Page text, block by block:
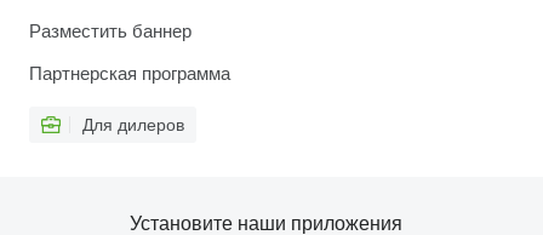
Разместить баннер
Партнерская программа
Для дилеров
Установите наши приложения